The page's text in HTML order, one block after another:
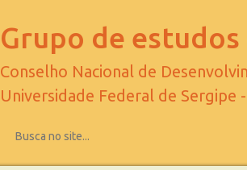
Grupo de
Conselho Nacional de
Universidade Federal de Sergipe -